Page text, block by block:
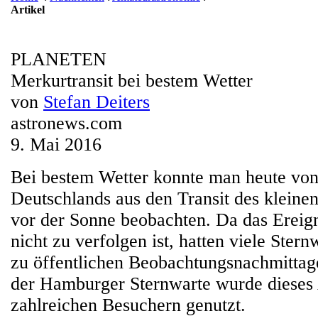
Artikel
PLANETEN
Merkurtransit bei bestem Wetter
von Stefan Deiters
astronews.com
9. Mai 2016
Bei bestem Wetter konnte man heute
Deutschlands aus den Transit des
vor der Sonne beobachten. Da das
nicht zu verfolgen ist, hatten viele
zu öffentlichen
der Hamburger Sternwarte wurde
zahlreichen Besuchern genutzt.